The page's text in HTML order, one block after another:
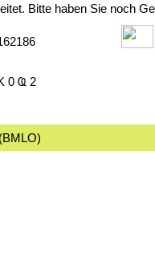
Bitte haben Sie noch
0 Ҩ 2